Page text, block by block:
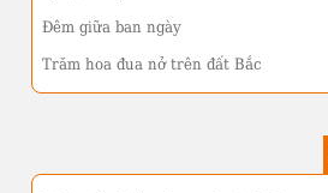
Đêm giữa ban ngày
Trăm hoa đua nở trên đất Bắc